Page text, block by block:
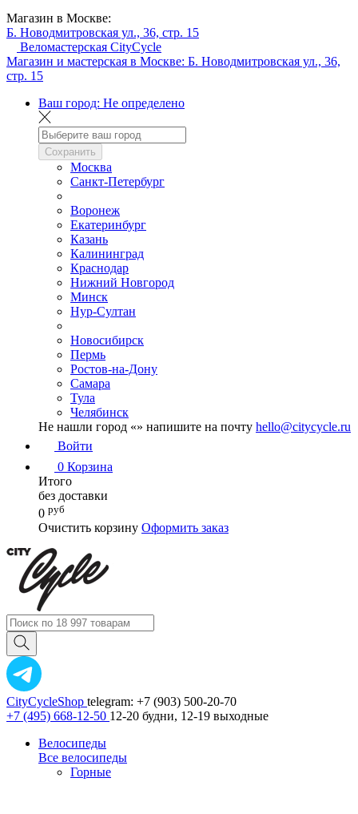
Магазин в Москве:
Б. Новодмитровская ул., 36, стр. 15
Веломастерская CityCycle
Магазин и мастерская в Москве: Б. Новодмитровская ул., 36,
стр. 15
Ваш город: Не определено
Сохранить
Москва
Санкт-Петербург
Воронеж
Екатеринбург
Казань
Калининград
Краснодар
Нижний Новгород
Минск
Нур-Султан
Новосибирск
Пермь
Ростов-на-Дону
Самара
Тула
Челябинск
Не нашли город «» напишите на почту hello@citycycle.ru
Войти
0 Корзина
Итого
без доставки
0 руб
Очистить корзину Оформить заказ
CityCycleShop telegram: +7 (903) 500-20-70
+7 (495) 668-12-50 12-20 будни, 12-19 выходные
Велосипеды
Все велосипеды
Горные